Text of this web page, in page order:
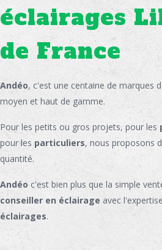
éclairages
de France
Andéo, c'est une centaine de marques
moyen et haut de gamme.
Pour les petits ou gros projets, pour les
pour les particuliers, nous proposons
quantité.
Andéo c'est bien plus que la simple
conseiller en éclairage avec
éclairages.